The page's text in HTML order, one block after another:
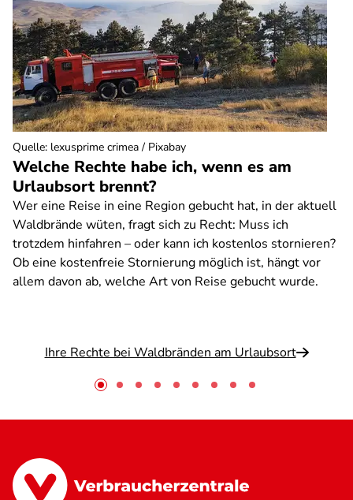
Welche Rechte habe ich, wenn es am
Urlaubsort brennt?
Wer eine Reise in eine Region gebucht hat, in der aktuell
Waldbrände wüten, fragt sich zu Recht: Muss ich
trotzdem hinfahren – oder kann ich kostenlos stornieren?
Ob eine kostenfreie Stornierung möglich ist, hängt vor
allem davon ab, welche Art von Reise gebucht wurde.
Ihre Rechte bei Waldbränden am Urlaubsort
Quelle: lexusprime crimea / Pixabay